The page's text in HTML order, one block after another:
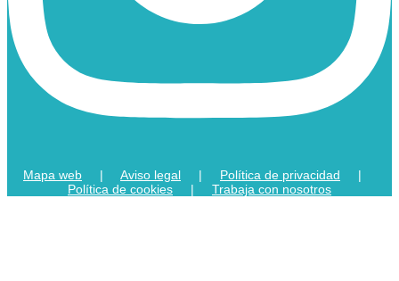
Mapa web | Aviso legal | Política de privacidad |
Política de cookies | Trabaja con nosotros